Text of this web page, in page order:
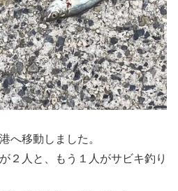
へ移動しました。
２人と、もう１人がサビキ釣り